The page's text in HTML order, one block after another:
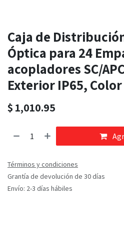
Caja de
Óptica para 24
acopladores SC/
Exterior IP65,
$ 1,010.95
Términos y condiciones
Grantía de devolución de 30 días
Envío: 2-3 días hábiles